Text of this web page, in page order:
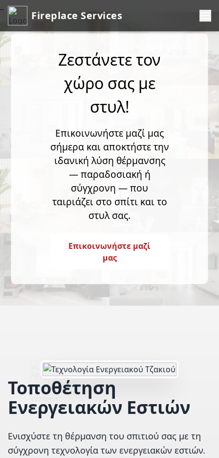
Fireplace Services
Ζεστάνετε τον
χώρο σας με
στυλ!
Επικοινωνήστε μαζί μας
σήμερα και αποκτήστε την
ιδανική λύση θέρμανσης
— παραδοσιακή ή
σύγχρονη — που
ταιριάζει στο σπίτι και το
στυλ σας.
Επικοινωνήστε μαζί
μας
Τοποθέτηση
Ενεργειακών Εστιών
Ενισχύστε τη θέρμανση του σπιτιού σας με τη
σύγχρονη τεχνολογία των ενεργειακών εστιών.